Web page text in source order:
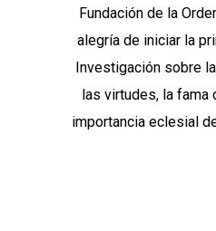
Fundación de la
alegría de iniciar la
Investigación sobre
las virtudes, la
importancia eclesial